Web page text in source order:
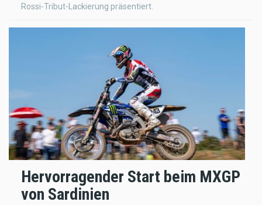
Rossi-Tribut-Lackierung präsentiert.
Hervorragender Start beim MXGP
von Sardinien